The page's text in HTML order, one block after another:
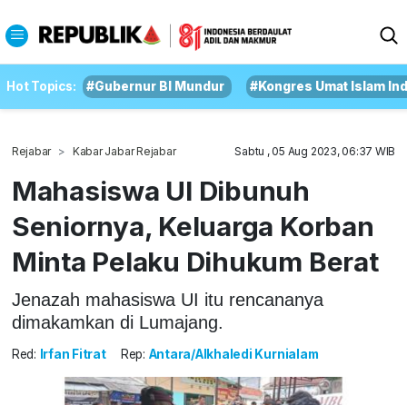
Hot Topics: #Gubernur BI Mundur #Kongres Umat Islam
Rejabar Kabar Jabar Rejabar Sabtu , 05 Aug 2023, 06:37 WIB
Mahasiswa UI Dibunuh
Seniornya, Keluarga Korban
Minta Pelaku Dihukum Berat
Jenazah mahasiswa UI itu rencananya
dimakamkan di Lumajang.
Red: Irfan Fitrat Rep: Antara/Alkhaledi Kurnialam